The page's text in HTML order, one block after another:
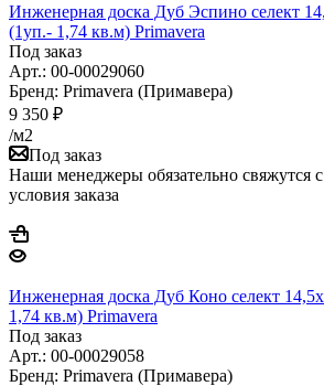
Инженерная доска Дуб Эспино селект
(1уп.- 1,74 кв.м) Primavera
Под заказ
Арт.: 00-00029060
Бренд: Primavera (Примавера)
9 350 ₽
/м2
Под заказ
Наши менеджеры обязательно свяжутся
условия заказа
Инженерная доска Дуб Коно селект
1,74 кв.м) Primavera
Под заказ
Арт.: 00-00029058
Бренд: Primavera (Примавера)